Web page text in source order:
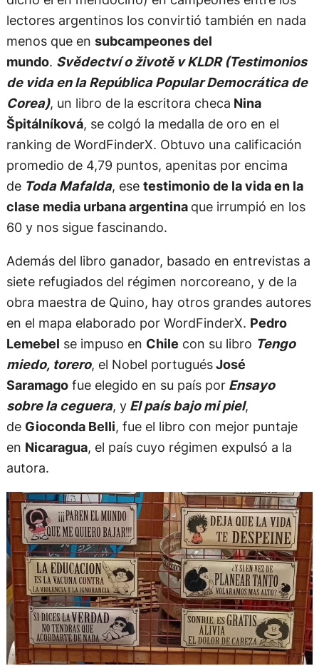
lectores argentinos los convirtió también en nada
menos que en subcampeones del
mundo. Svědectví o životě v KLDR (Testimonios
de vida en la República Popular Democrática de
Corea), un libro de la escritora checa Nina
Špitálníková, se colgó la medalla de oro en el
ranking de WordFinderX. Obtuvo una calificación
promedio de 4,79 puntos, apenitas por encima
deToda Mafalda, ese testimonio de la vida en la
clase media urbana argentina que irrumpió en los
60 y nos sigue fascinando.
Además del libro ganador, basado en entrevistas a
siete refugiados del régimen norcoreano, y de la
obra maestra de Quino, hay otros grandes autores
en el mapa elaborado por WordFinderX. Pedro
Lemebel se impuso en Chile con su libro Tengo
miedo, torero, el Nobel portuguésJosé
Saramagofue elegido en su país porEnsayo
sobre la ceguera, yEl país bajo mi piel,
de Gioconda Belli, fue el libro con mejor puntaje
en Nicaragua, el país cuyo régimen expulsó a la
autora.